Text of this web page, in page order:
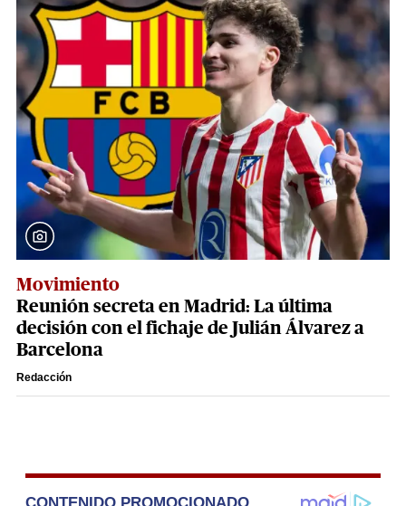
Movimiento
Reunión secreta en Madrid: La última
decisión con el fichaje de Julián Álvarez a
Barcelona
Redacción